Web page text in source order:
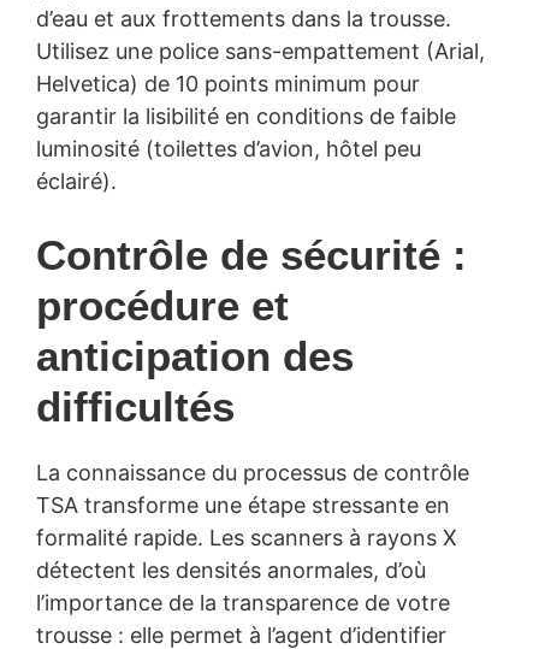
d’eau et aux frottements dans la trousse.
Utilisez une police sans-empattement (Arial,
Helvetica) de 10 points minimum pour
garantir la lisibilité en conditions de faible
luminosité (toilettes d’avion, hôtel peu
éclairé).
Contrôle de sécurité :
procédure et
anticipation des
difficultés
La connaissance du processus de contrôle
TSA transforme une étape stressante en
formalité rapide. Les scanners à rayons X
détectent les densités anormales, d’où
l’importance de la transparence de votre
trousse : elle permet à l’agent d’identifier